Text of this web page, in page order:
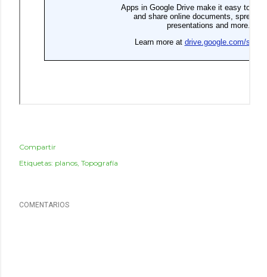
Compartir
Etiquetas: planos Topografía
COMENTARIOS